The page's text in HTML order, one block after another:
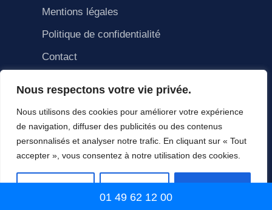
Nous respectons votre vie privée.
Nous utilisons des cookies pour améliorer votre expérience
de navigation, diffuser des publicités ou des contenus
personnalisés et analyser notre trafic. En cliquant sur « Tout
accepter », vous consentez à notre utilisation des cookies.
Personnaliser Tout rejeter Accepter tout
Mentions légales
Politique de confidentialité
Contact
01 49 62 12 00